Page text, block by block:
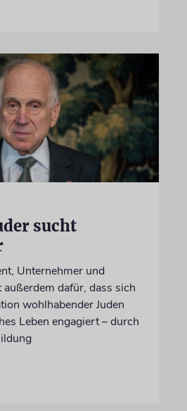
sucht
Unternehmer und
dafür, dass sich
wohlhabender Juden
Leben engagiert – durch